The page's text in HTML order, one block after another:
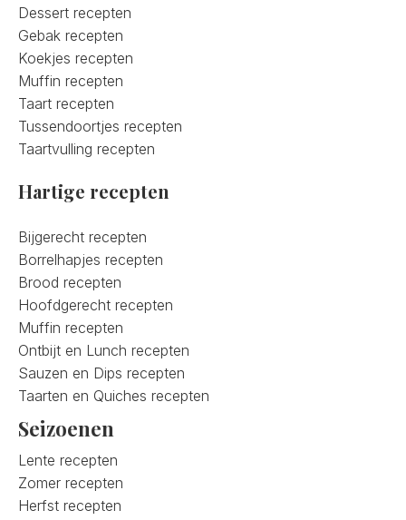
Dessert recepten
Gebak recepten
Koekjes recepten
Muffin recepten
Taart recepten
Tussendoortjes recepten
Taartvulling recepten
Hartige recepten
Bijgerecht recepten
Borrelhapjes recepten
Brood recepten
Hoofdgerecht recepten
Muffin recepten
Ontbijt en Lunch recepten
Sauzen en Dips recepten
Taarten en Quiches recepten
Seizoenen
Lente recepten
Zomer recepten
Herfst recepten